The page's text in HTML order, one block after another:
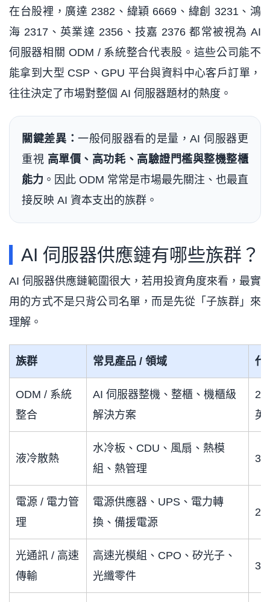
在台股裡，廣達 2382、緯穎 6669、緯創 3231、鴻
海 2317、英業達 2356、技嘉 2376 都常被視為 AI
伺服器相關 ODM / 系統整合代表股。這些公司能不
能拿到大型 CSP、GPU 平台與資料中心客戶訂單，
往往決定了市場對整個 AI 伺服器題材的熱度。
關鍵差異：一般伺服器看的是量，AI 伺服器更
重視 高單價、高功耗、高驗證門檻與整機整櫃
能力 。因此 ODM 常常是市場最先關注、也最直
接反映 AI 資本支出的族群。
AI 伺服器供應鏈有哪些族群？
AI 伺服器供應鏈範圍很大，若用投資角度來看，最實
用的方式不是只背公司名單，而是先從「子族群」來
理解。
族群 常見產品 / 領域 代
ODM / 系統
整合
AI 伺服器整機、整櫃、機櫃級
解決方案
英
液冷散熱
水冷板、CDU、風扇、熱模
組、熱管理
電源 / 電力管
理
電源供應器、UPS、電力轉
換、備援電源
光通訊 / 高速
傳輸
高速光模組、CPO、矽光子、
光纖零件